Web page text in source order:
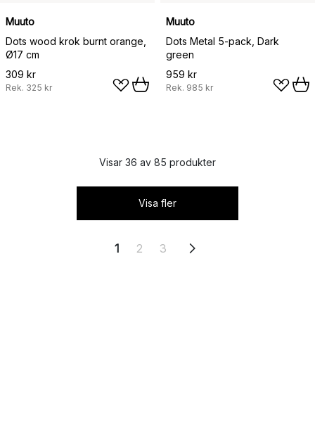
Muuto
Dots wood krok burnt orange,
Ø17 cm
309 kr
Rek. 325 kr
Muuto
Dots Metal 5-pack, Dark
green
959 kr
Rek. 985 kr
Visar 36 av 85 produkter
Visa fler
1 2 3